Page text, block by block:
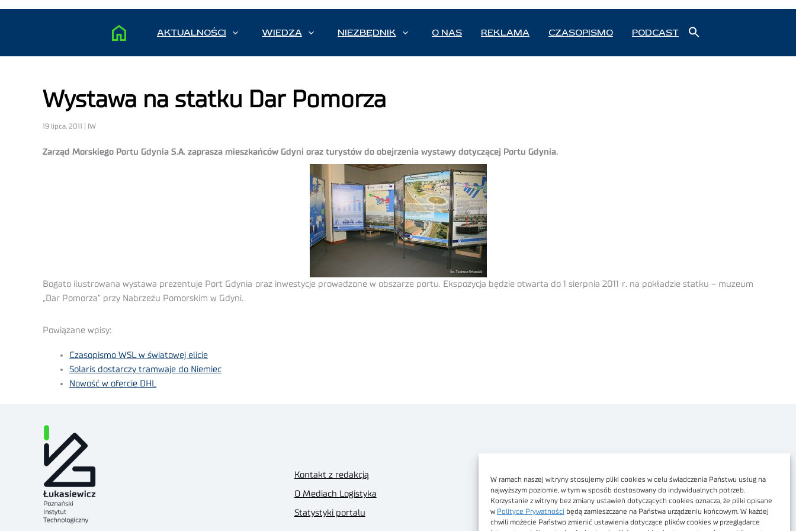
W ramach naszej witryny stosujemy pliki cookies w celu świadczenia Państwu usług na
najwyższym poziomie, w tym w sposób dostosowany do indywidualnych potrzeb.
Korzystanie z witryny bez zmiany ustawień dotyczących cookies oznacza, że pliki opisane
w Polityce Prywatności będą zamieszczane na Państwa urządzeniu końcowym. W każdej
chwili możecie Państwo zmienić ustawienia dotyczące plików cookies w przeglądarce
AKTUALNOŚCI WIEDZA NIEZBĘDNIK O NAS REKLAMA CZASOPISMO PODCAST
Wystawa na statku Dar Pomorza
19 lipca, 2011 | IW
Zarząd Morskiego Portu Gdynia S.A. zaprasza mieszkańców Gdyni oraz turystów do obejrzenia wystawy dotyczącej Portu Gdynia.
Bogato ilustrowana wystawa prezentuje Port Gdynia oraz inwestycje prowadzone w obszarze portu. Ekspozycja będzie otwarta do 1 sierpnia 2011 r. na pokładzie statku – muzeum
„Dar Pomorza” przy Nabrzeżu Pomorskim w Gdyni.
Powiązane wpisy:
Czasopismo WSL w światowej elicie
Solaris dostarczy tramwaje do Niemiec
Nowość w ofercie DHL
Kontakt z redakcją
O Mediach Logistyka
Statystyki portalu
Dostępność cyfrowa
Regulamin Portalu
Regulamin sklepu